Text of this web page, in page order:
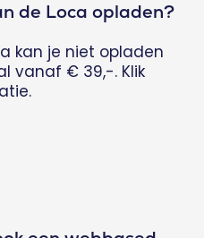
de Loca opladen?
kan je niet opladen
vanaf € 39,-. Klik